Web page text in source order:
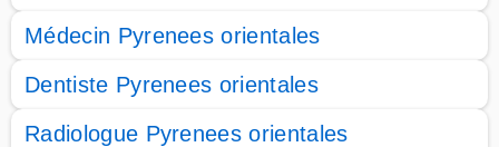
Médecin Pyrenees orientales
Dentiste Pyrenees orientales
Radiologue Pyrenees orientales